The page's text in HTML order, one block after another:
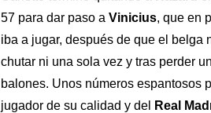
57 para dar paso a Vinicius, que en
iba a jugar, después de que el belga
chutar ni una sola vez y tras perder
balones. Unos números espantosos
jugador de su calidad y del
Real